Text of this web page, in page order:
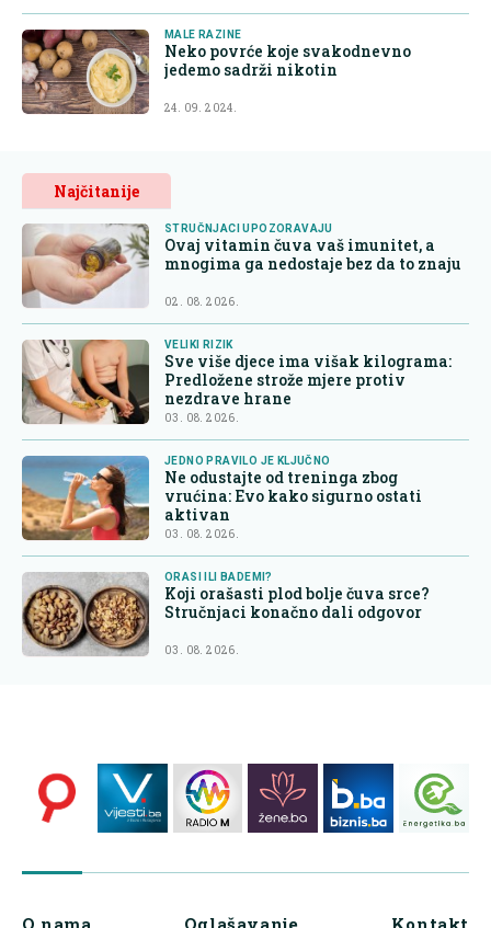
MALE RAZINE
Neko povrće koje svakodnevno
jedemo sadrži nikotin
24. 09. 2024.
Najčitanije
STRUČNJACI UPOZORAVAJU
Ovaj vitamin čuva vaš imunitet, a
mnogima ga nedostaje bez da to znaju
02. 08. 2026.
VELIKI RIZIK
Sve više djece ima višak kilograma:
Predložene strože mjere protiv
nezdrave hrane
03. 08. 2026.
JEDNO PRAVILO JE KLJUČNO
Ne odustajte od treninga zbog
vrućina: Evo kako sigurno ostati
aktivan
03. 08. 2026.
ORASI ILI BADEMI?
Koji orašasti plod bolje čuva srce?
Stručnjaci konačno dali odgovor
03. 08. 2026.